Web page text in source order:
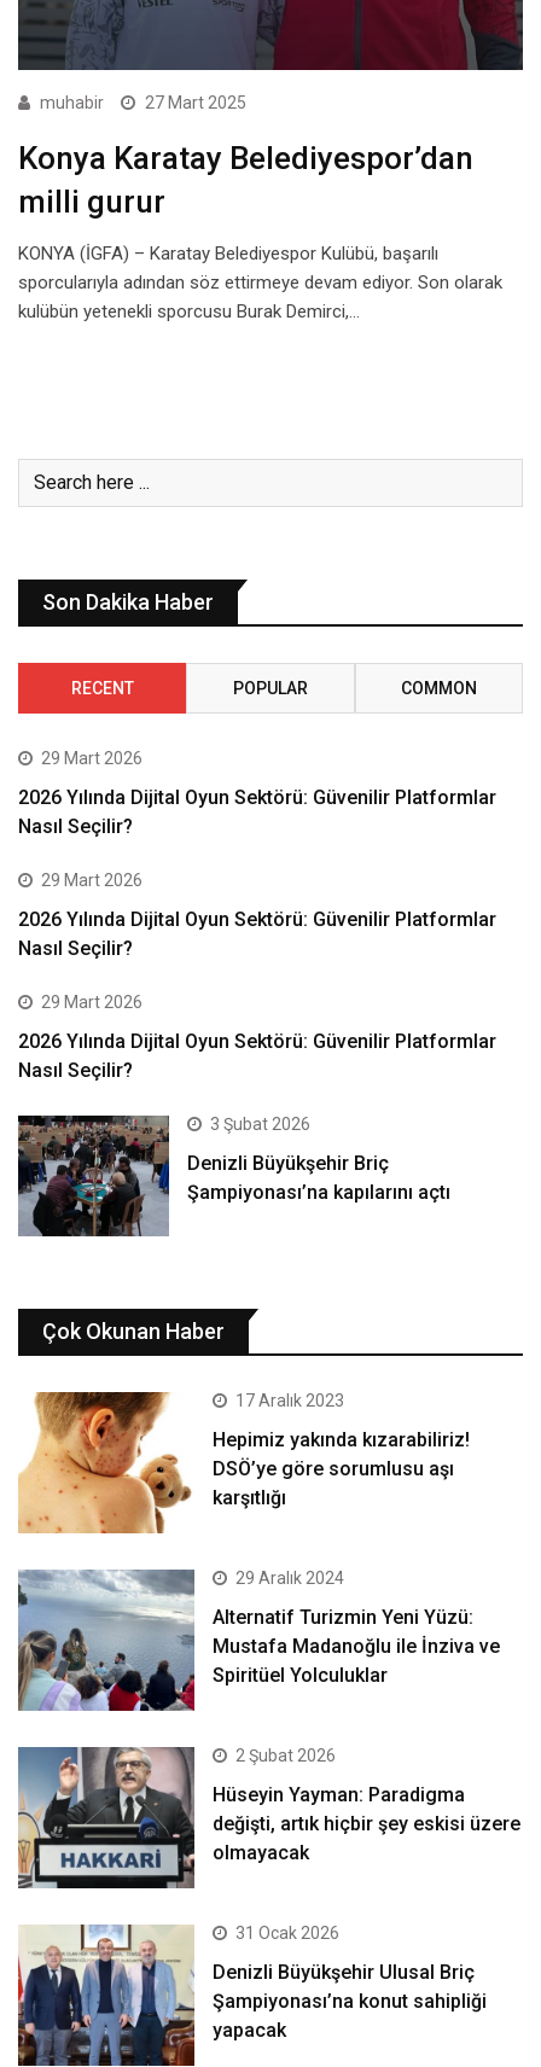
muhabir 27 Mart 2025
Konya Karatay Belediyespor’dan
milli gurur
KONYA (İGFA) – Karatay Belediyespor Kulübü, başarılı
sporcularıyla adından söz ettirmeye devam ediyor. Son olarak
kulübün yetenekli sporcusu Burak Demirci,…
Son Dakika Haber
RECENT POPULAR COMMON
29 Mart 2026
2026 Yılında Dijital Oyun Sektörü: Güvenilir Platformlar
Nasıl Seçilir?
29 Mart 2026
2026 Yılında Dijital Oyun Sektörü: Güvenilir Platformlar
Nasıl Seçilir?
29 Mart 2026
2026 Yılında Dijital Oyun Sektörü: Güvenilir Platformlar
Nasıl Seçilir?
3 Şubat 2026
Denizli Büyükşehir Briç
Şampiyonası’na kapılarını açtı
Çok Okunan Haber
17 Aralık 2023
Hepimiz yakında kızarabiliriz!
DSÖ’ye göre sorumlusu aşı
karşıtlığı
29 Aralık 2024
Alternatif Turizmin Yeni Yüzü:
Mustafa Madanoğlu ile İnziva ve
Spiritüel Yolculuklar
2 Şubat 2026
Hüseyin Yayman: Paradigma
değişti, artık hiçbir şey eskisi üzere
olmayacak
31 Ocak 2026
Denizli Büyükşehir Ulusal Briç
Şampiyonası’na konut sahipliği
yapacak